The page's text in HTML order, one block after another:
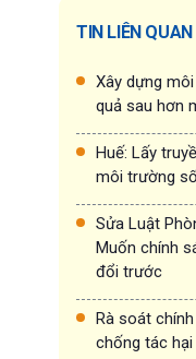
TIN LIÊN QUAN
Xây dựng
quả sau hơn
Huế: Lấy
môi trường
Sửa Luật
Muốn chính
đổi trước
Rà soát
chống tác